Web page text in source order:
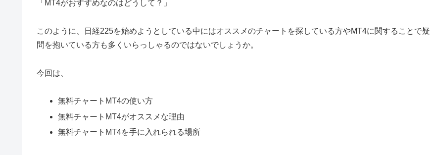
「MT4がおすすめなのはどうして？」
このように、日経225を始めようとしている中にはオススメのチャートを探している方やMT4に関することで疑
問を抱いている方も多くいらっしゃるのではないでしょうか。
今回は、
無料チャートMT4の使い方
無料チャートMT4がオススメな理由
無料チャートMT4を手に入れられる場所